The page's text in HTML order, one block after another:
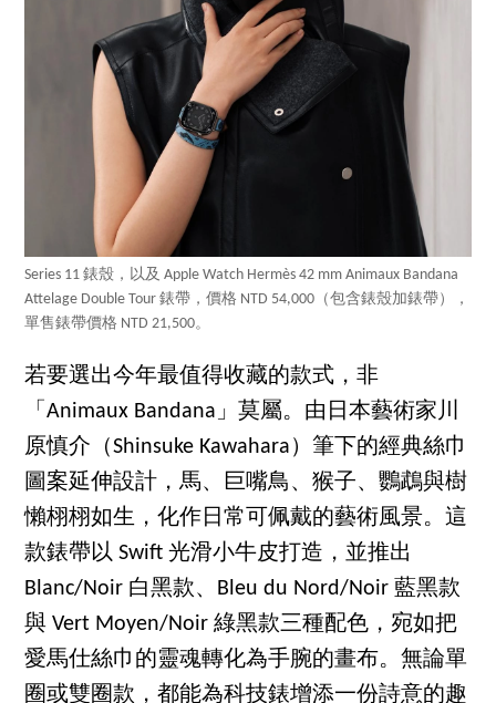
Series 11 錶殼，以及 Apple Watch Hermès 42 mm Animaux Bandana
Attelage Double Tour 錶帶，價格 NTD 54,000（包含錶殼加錶帶），
單售錶帶價格 NTD 21,500。
若要選出今年最值得收藏的款式，非
「Animaux Bandana」莫屬。由日本藝術家川
原慎介（Shinsuke Kawahara）筆下的經典絲巾
圖案延伸設計，馬、巨嘴鳥、猴子、鸚鵡與樹
懶栩栩如生，化作日常可佩戴的藝術風景。這
款錶帶以 Swift 光滑小牛皮打造，並推出
Blanc/Noir 白黑款、Bleu du Nord/Noir 藍黑款
與 Vert Moyen/Noir 綠黑款三種配色，宛如把
愛馬仕絲巾的靈魂轉化為手腕的畫布。無論單
圈或雙圈款，都能為科技錶增添一份詩意的趣